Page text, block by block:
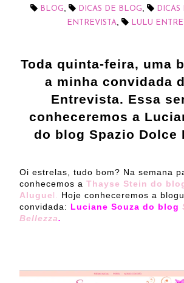
BLOG, DICAS DE BLOG, DICAS
ENTREVISTA, LULU
Toda quinta-feira, uma
a minha convidada
Entrevista. Essa
conheceremos a
do blog Spazio Dolce
Oi estrelas, tudo bom? Na semana
conhecemos a Thayse Stein do
Aluguel.
Hoje conheceremos a
convidada: Luciane Souza do blog
Bellezza.